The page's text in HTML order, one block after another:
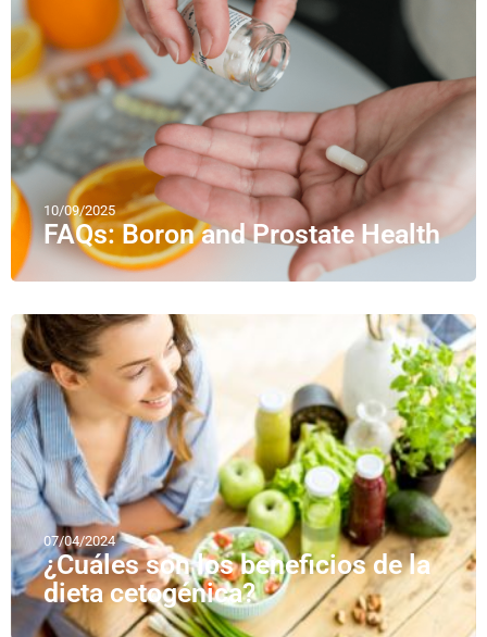
10/09/2025
FAQs: Boron and Prostate Health
07/04/2024
¿Cuáles son los beneficios de la
dieta cetogénica?